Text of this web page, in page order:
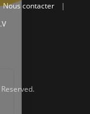
Nous contacter
|